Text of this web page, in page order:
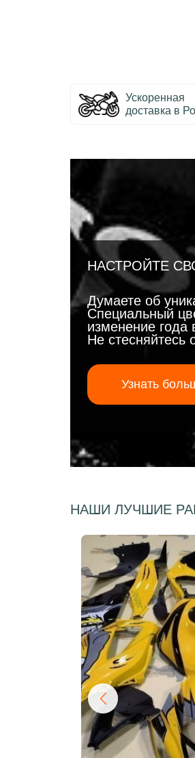
Ускоренная
доставка в
НАСТРОЙТЕ
Думаете об
Специальный
изменение года
Не
Узнать
НАШИ ЛУЧШИЕ